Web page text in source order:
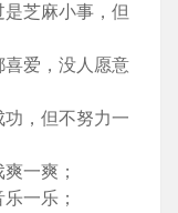
芝麻小事，但
爱，没人愿意
，但不努力一
一爽；
一乐；